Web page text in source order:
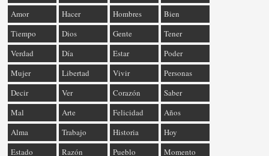
Amor
Hacer Hombres
Bien
Tiempo
Dios Gente
Tener
Verdad
Día Estar
Poder
Mujer
Libertad Vivir
Personas
Decir
Ver Corazón
Saber
Mal
Arte Felicidad
Años
Alma
Trabajo Historia
Hoy
Estado
Razón Pueblo Momento